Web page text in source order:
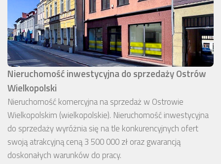
Nieruchomość inwestycyjna do sprzedaży Ostrów
Wielkopolski
Nieruchomość komercyjna na sprzedaż w Ostrowie
Wielkopolskim (wielkopolskie). Nieruchomość inwestycyjna
do sprzedaży wyróżnia się na tle konkurencyjnych ofert
swoją atrakcyjną ceną 3 500 000 zł oraz gwarancją
doskonałych warunków do pracy.